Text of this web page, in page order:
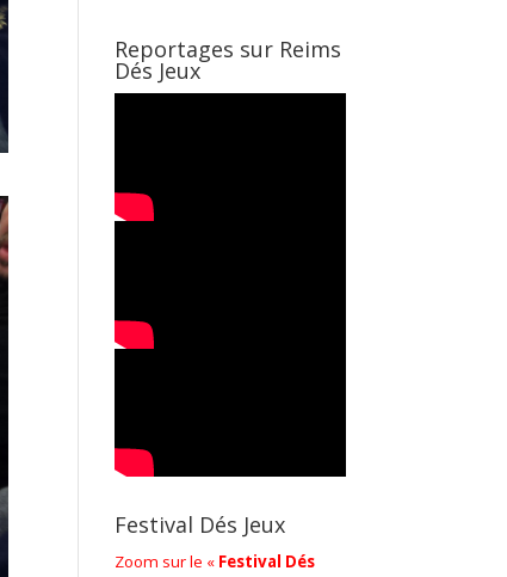
Reportages sur Reims
Dés Jeux
Festival Dés Jeux
Zoom sur le « Festival Dés